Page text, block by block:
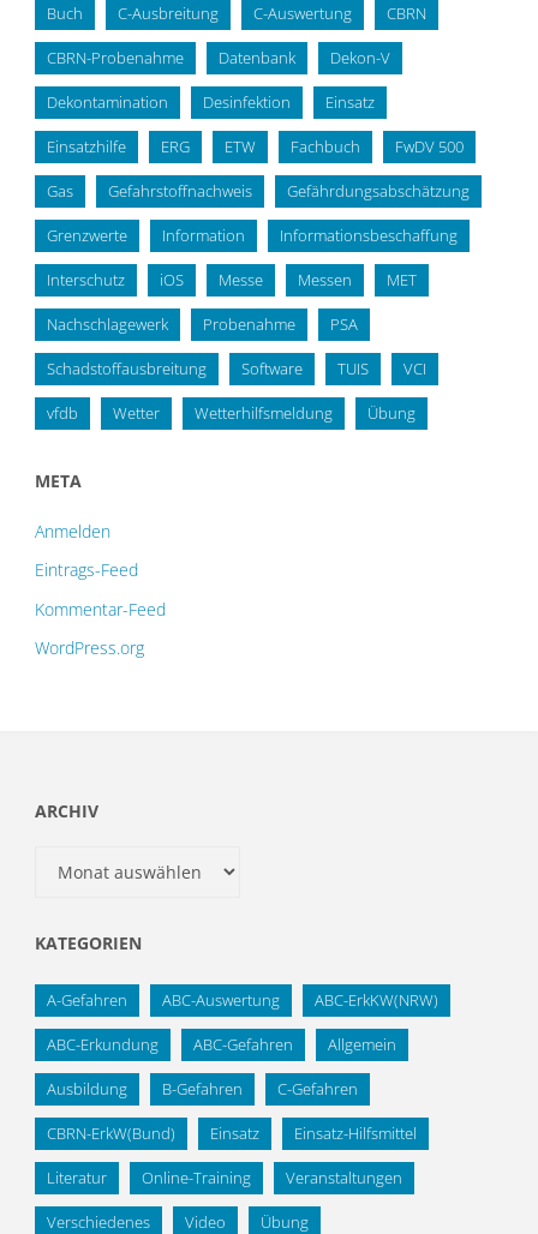
Buch C-Ausbreitung C-Auswertung CBRN
CBRN-Probenahme Datenbank Dekon-V
Dekontamination Desinfektion Einsatz
Einsatzhilfe ERG ETW Fachbuch FwDV 500
Gas Gefahrstoffnachweis Gefährdungsabschätzung
Grenzwerte Information Informationsbeschaffung
Interschutz iOS Messe Messen MET
Nachschlagewerk Probenahme PSA
Schadstoffausbreitung Software TUIS VCI
vfdb Wetter Wetterhilfsmeldung Übung
META
Anmelden
Eintrags-Feed
Kommentar-Feed
WordPress.org
ARCHIV
KATEGORIEN
A-Gefahren ABC-Auswertung ABC-ErkKW(NRW)
ABC-Erkundung ABC-Gefahren Allgemein
Ausbildung B-Gefahren C-Gefahren
CBRN-ErkW(Bund) Einsatz Einsatz-Hilfsmittel
Literatur Online-Training Veranstaltungen
Verschiedenes Video Übung